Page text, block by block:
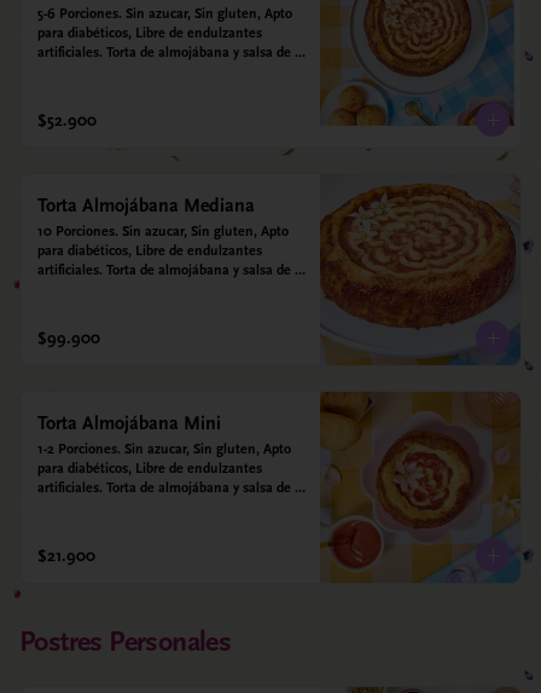
5-6 Porciones. Sin azucar, Sin gluten, Apto
para diabéticos, Libre de endulzantes
artificiales. Torta de almojábana y salsa de
alulosa, leche deslactosada, leche de coco,
vainilla. Salsa de guayaba: Guayaba y
$52.900
Torta Almojábana Mediana
10 Porciones. Sin azucar, Sin gluten, Apto
para diabéticos, Libre de endulzantes
artificiales. Torta de almojábana y salsa de
alulosa, leche deslactosada, leche de coco,
vainilla. Salsa de guayaba: Guayaba y
$99.900
Torta Almojábana Mini
1-2 Porciones. Sin azucar, Sin gluten, Apto
para diabéticos, Libre de endulzantes
artificiales. Torta de almojábana y salsa de
alulosa, leche deslactosada, leche de coco,
vainilla. Salsa de guayaba: Guayaba y
$21.900
Postres Personales